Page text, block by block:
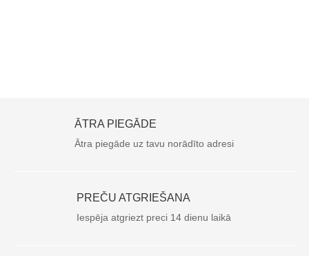
ĀTRA PIEGĀDE
Ātra piegāde uz tavu norādīto adresi
PREČU ATGRIEŠANA
Iespēja atgriezt preci 14 dienu laikā